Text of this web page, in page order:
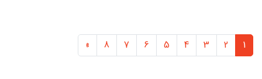
1
2
3
4
5
6
7
8
»